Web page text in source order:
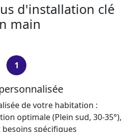
d'installation clé
main
1
de votre habitation :
optimale (Plein sud, 30-35°),
spécifiques